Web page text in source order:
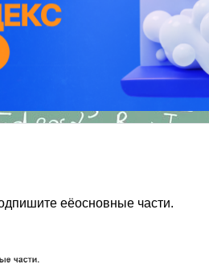
еёосновные части.